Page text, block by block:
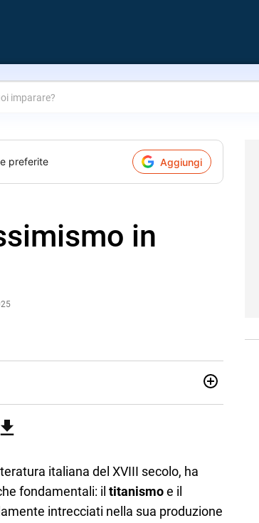
preferite Aggiungi
in
storici, la cucina e la mia Honda CBF500. Non ho
italiana del XVIII secolo, ha
fondamentali: il titanismoe il
intrecciati nella sua produzione